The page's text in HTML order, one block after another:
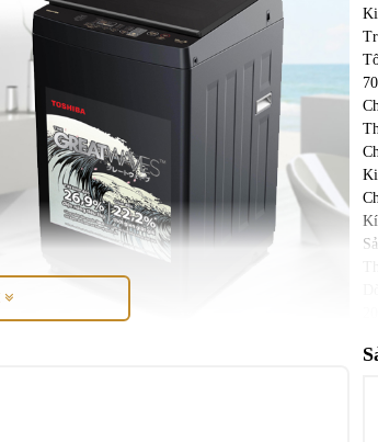
kết cấu chắc chắn, gam màu đen sang trọng,
2